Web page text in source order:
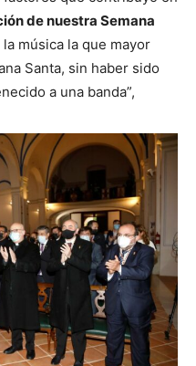
de nuestra Semana
la música la que mayor
Santa, sin haber sido
a una banda”,